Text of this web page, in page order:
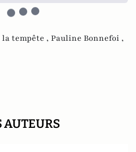
tempête , Pauline Bonnefoi ,
AUTEURS